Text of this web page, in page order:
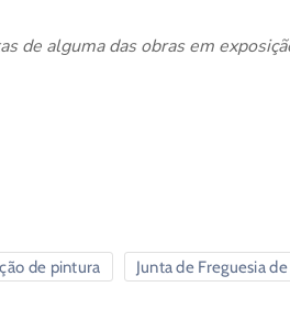
de alguma das obras em
de pintura Junta de Freguesia